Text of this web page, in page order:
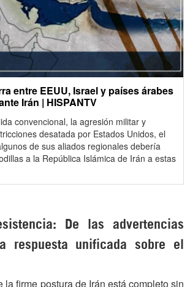
entre EEUU, Israel y países árabes
Irán | HISPANTV
convencional, la agresión militar y
desatada por Estados Unidos, el
de sus aliados regionales debería
a la República Islámica de Irán a estas
De las advertencias
respuesta unificada sobre el
la firme postura de Irán está completo sin